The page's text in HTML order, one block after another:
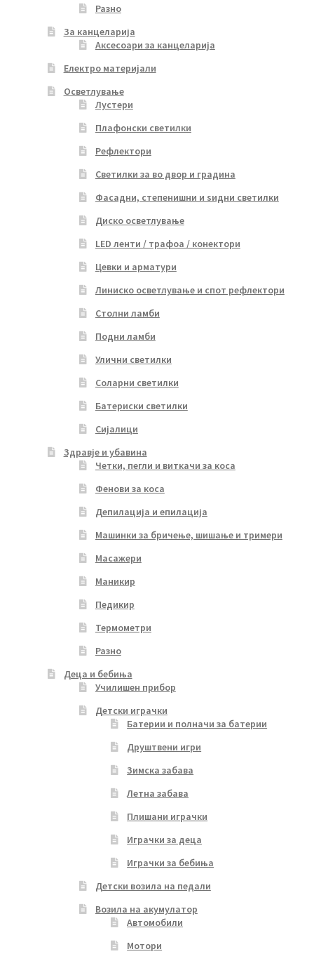
Разно
За канцеларија
Аксесоари за канцеларија
Електро материјали
Осветлување
Лустери
Плафонски светилки
Рефлектори
Светилки за во двор и градина
Фасадни, степенишни и ѕидни светилки
Диско осветлување
LED ленти / трафоа / конектори
Цевки и арматури
Линиско осветлување и спот рефлектори
Столни ламби
Подни ламби
Улични светилки
Соларни светилки
Батериски светилки
Сијалици
Здравје и убавина
Четки, пегли и виткачи за коса
Фенови за коса
Депилација и епилација
Машинки за бричење, шишање и тримери
Масажери
Маникир
Педикир
Термометри
Разно
Деца и бебиња
Училишен прибор
Детски играчки
Батерии и полначи за батерии
Друштвени игри
Зимска забава
Летна забава
Плишани играчки
Играчки за деца
Играчки за бебиња
Детски возила на педали
Возила на акумулатор
Автомобили
Мотори